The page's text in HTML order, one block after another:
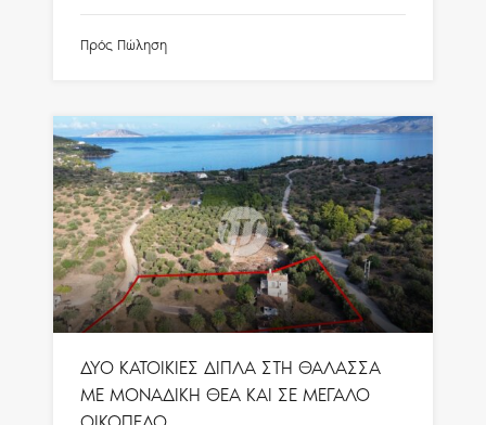
Πρός Πώληση
ΔΥΟ ΚΑΤΟΙΚΙΕΣ ΔΙΠΛΑ ΣΤΗ ΘΑΛΑΣΣΑ
ΜΕ ΜΟΝΑΔΙΚΗ ΘΕΑ ΚΑΙ ΣΕ ΜΕΓΑΛΟ